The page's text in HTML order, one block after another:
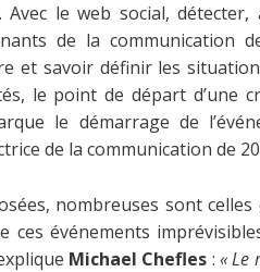
le web social,
de la communication
et savoir définir les
le point de départ d’une
le démarrage de
de la communication de
nombreuses sont
événements
Michael Chefles :« Le